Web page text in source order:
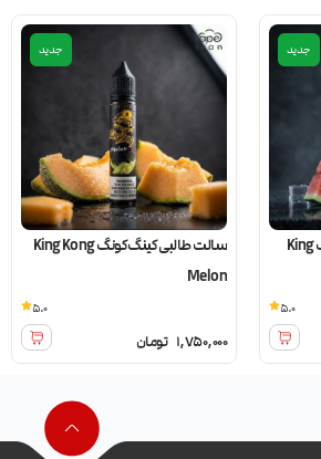
جدید
سالت هندوانه یخ کینگ کونگ King
5.0
جدید
سالت طالبی کینگ کونگ King Kong
Melon
1,750,000 تومان
5.0